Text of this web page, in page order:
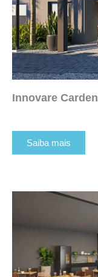
Innovare Carden
Saiba mais